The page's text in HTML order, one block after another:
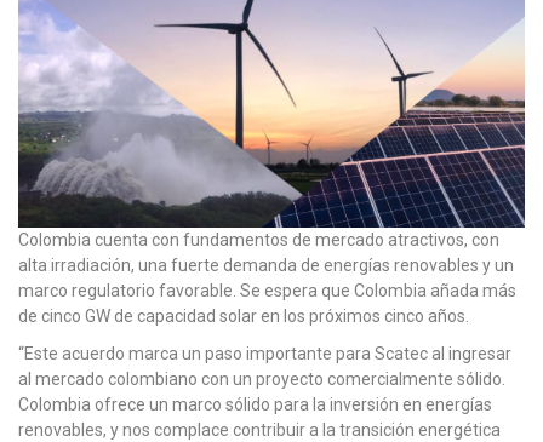
Colombia cuenta con fundamentos de mercado atractivos, con
alta irradiación, una fuerte demanda de energías renovables y un
marco regulatorio favorable. Se espera que Colombia añada más
de cinco GW de capacidad solar en los próximos cinco años.
“Este acuerdo marca un paso importante para Scatec al ingresar
al mercado colombiano con un proyecto comercialmente sólido.
Colombia ofrece un marco sólido para la inversión en energías
renovables, y nos complace contribuir a la transición energética